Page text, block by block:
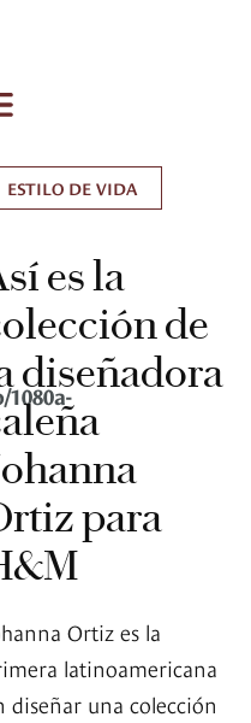
ESTILO DE VIDA
es la
de
diseñadora
para
Ortiz es la
latinoamericana
diseñar una colección